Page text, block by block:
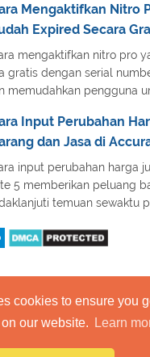
cookies to ensure you
our website.
Learn
Mengaktifkan Nitro
Expired Secara
mengaktifkan nitro pro
gratis dengan serial
memudahkan pengguna
Input Perubahan
dan Jasa di
input perubahan harga
5 memberikan peluang
temuan sewaktu
Kebijakan